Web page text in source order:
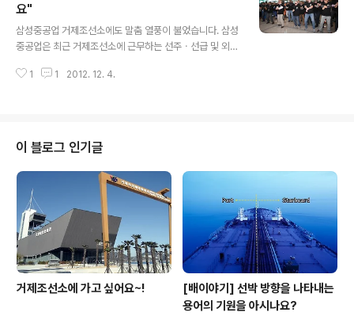
앞부분이라고 생각하는데요. 아래 그림에서 보시는 것과
같이 상갑판 아래를 길이 방향으로 나누어 선수부, 중앙부
및 선미부라 하고, 상갑판 위를 상부구조라고 합니다. 배는
어떻게 고정시킬까? 보통 선수부 양쪽에 달린 눈 처럼 툭
튀어나온 구조물이 뭔지 아시나요? 바로 앵커(Anchor)라
요"
삼성중공업 거제조선소에도 말춤 열풍이 불었습니다. 삼성
중공업은 최근 거제조선소에 근무하는 선주ㆍ선급 및 외국
대를 형성하고자 'U Can Dance' 펀(Fun) 활동을 전개했
행사는 거제조선소 지원관 로비에서 점심시간동안 진행됐
는데요. 12시를 지나 식사를 마친 직원들이 하나 둘 모였고
순식간에 100여 명이 행사장을 가득 메웠습니다. 삼성중
공업 직원들은 기념으로 티셔츠를 나눠 주며 흥을 돋우었
고 모든 사람들이 함께 할 수 있도록 안무도 지도했습니다.
이에 참가자들은 물론 구경 나온..
1 1 2012. 12. 4.
이 블로그 인기글
거제조선소에 가고 싶어요~!
[배이야기] 선박 방향을 나타내는
용어의 기원을 아시나요?